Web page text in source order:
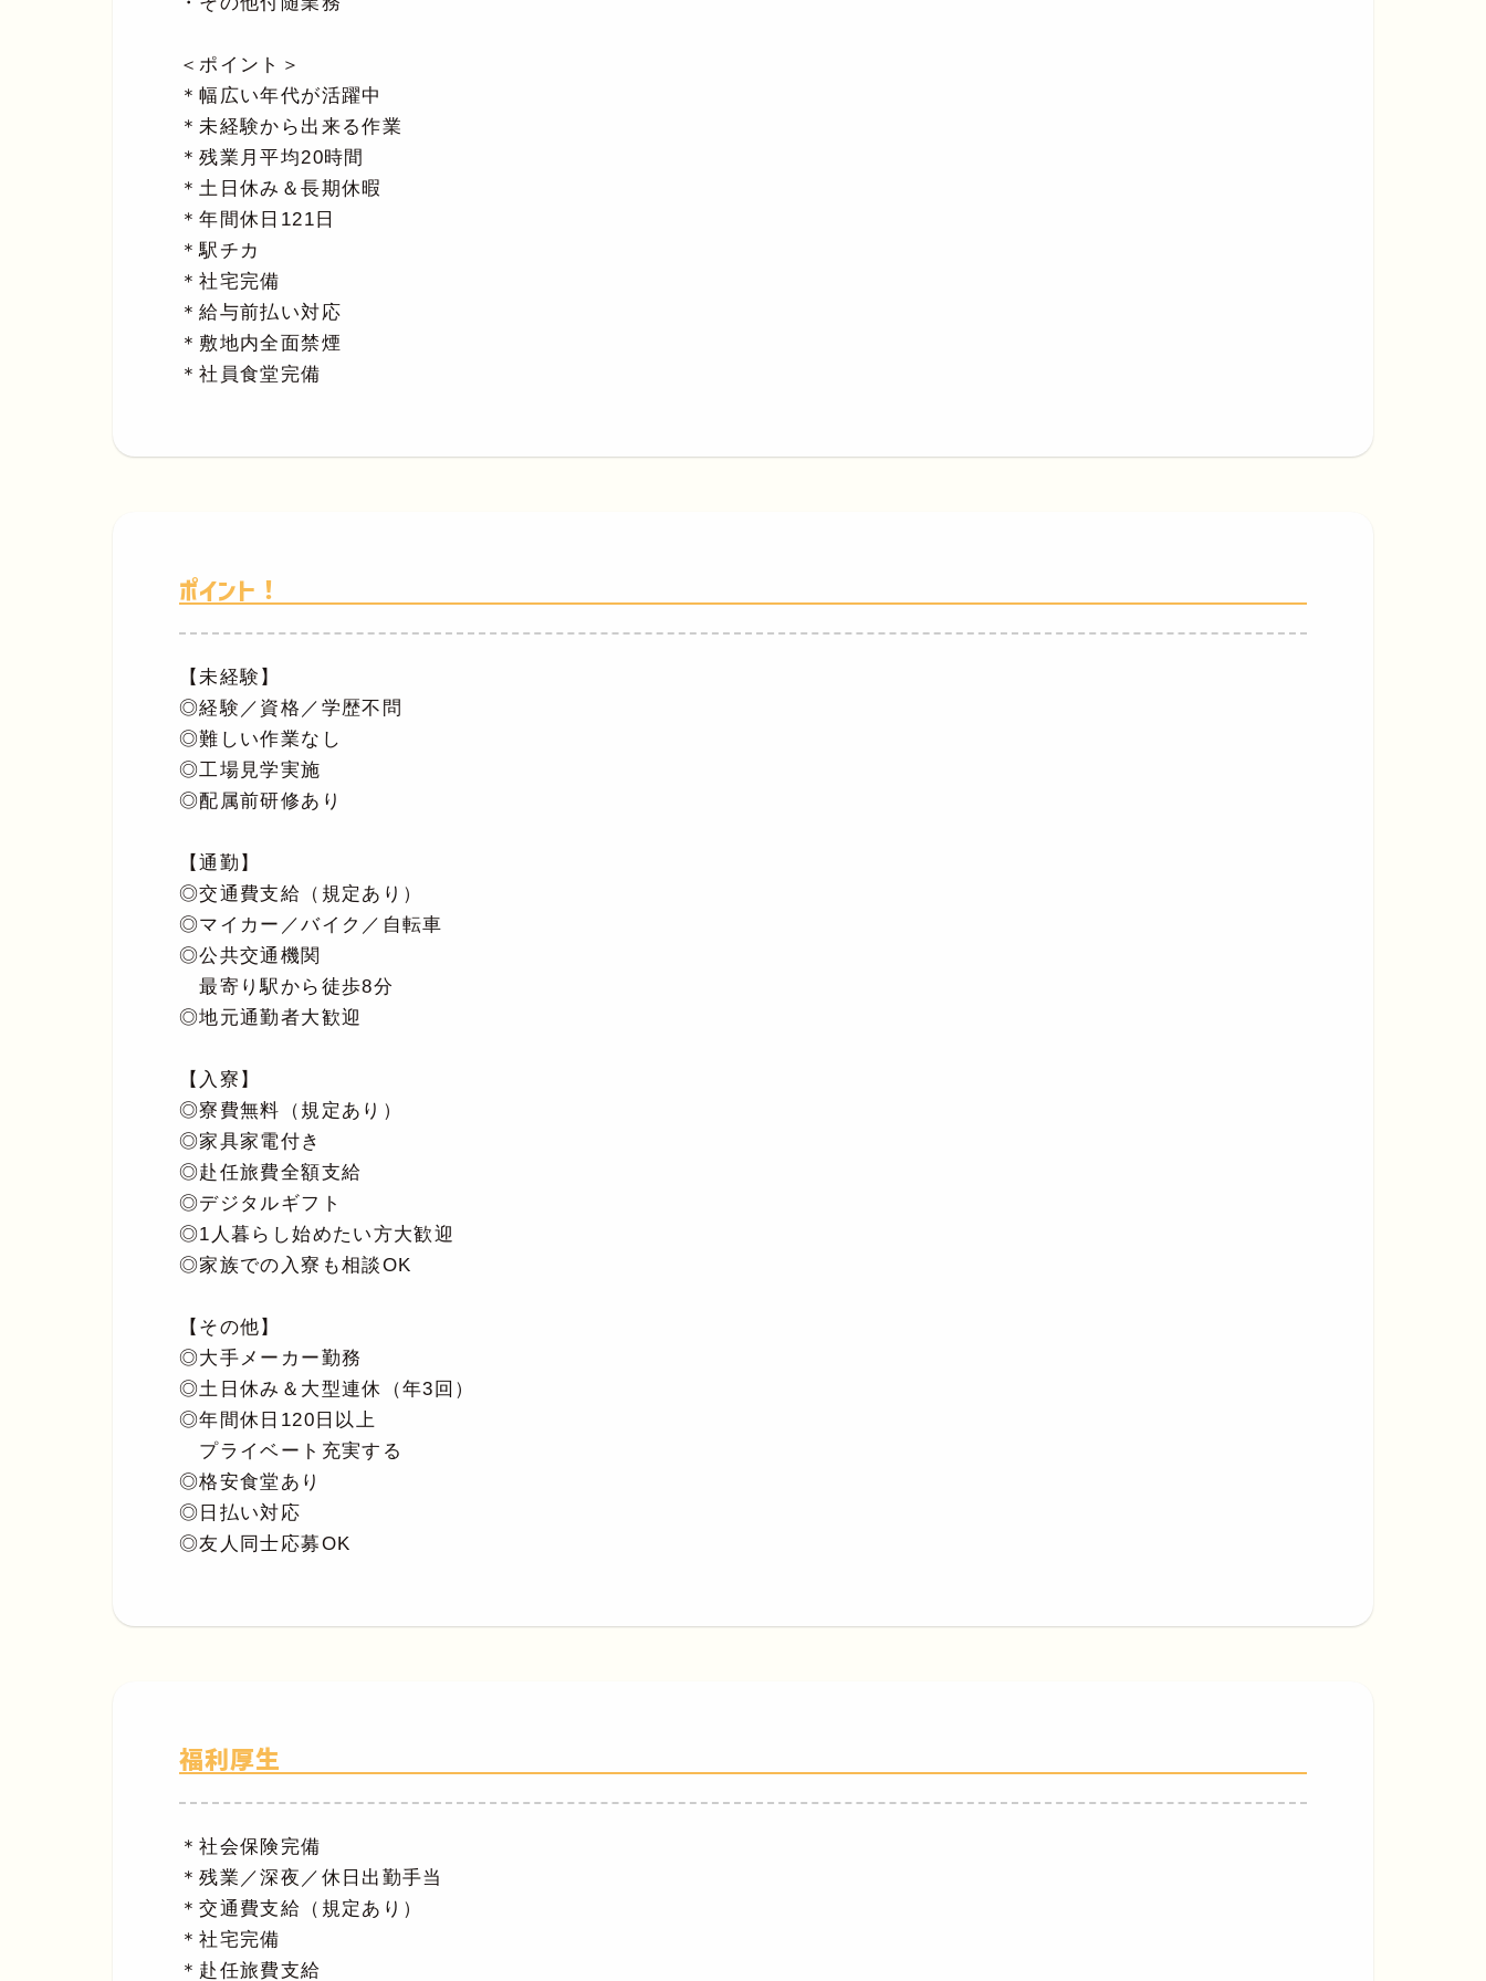
＜ポイント＞
＊幅広い年代が活躍中
＊未経験から出来る作業
＊残業月平均20時間
＊土日休み＆長期休暇
＊年間休日121日
＊駅チカ
＊社宅完備
＊給与前払い対応
＊敷地内全面禁煙
＊社員食堂完備
ポイント！
【未経験】
◎経験／資格／学歴不問
◎難しい作業なし
◎工場見学実施
◎配属前研修あり
【通勤】
◎交通費支給（規定あり）
◎マイカー／バイク／自転車
◎公共交通機関
最寄り駅から徒歩8分
◎地元通勤者大歓迎
【入寮】
◎寮費無料（規定あり）
◎家具家電付き
◎赴任旅費全額支給
◎デジタルギフト
◎1人暮らし始めたい方大歓迎
◎家族での入寮も相談OK
【その他】
◎大手メーカー勤務
◎土日休み＆大型連休（年3回）
◎年間休日120日以上
プライベート充実する
◎格安食堂あり
◎日払い対応
◎友人同士応募OK
福利厚生
＊社会保険完備
＊残業／深夜／休日出勤手当
＊交通費支給（規定あり）
＊社宅完備
＊赴任旅費支給